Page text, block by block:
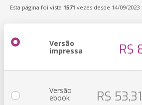
Esta página foi vista 1571 vezes desde 14/09/2023
Versão
impressa R$
Versão
ebook R$ 53,31